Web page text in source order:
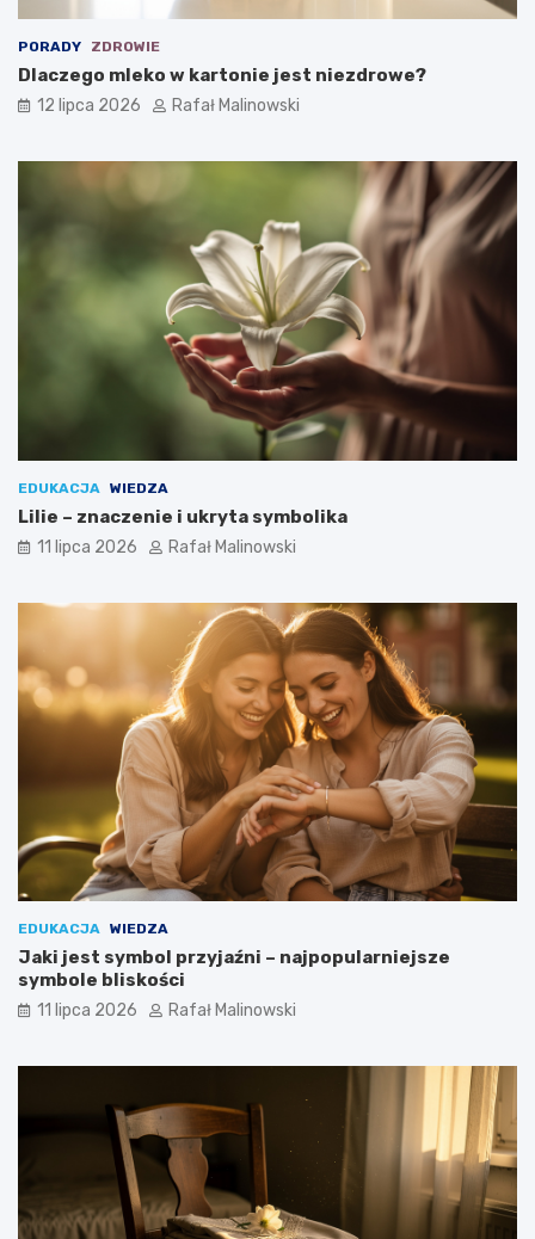
PORADY ZDROWIE
Dlaczego mleko w kartonie jest niezdrowe?
12 lipca 2026 Rafał Malinowski
EDUKACJA WIEDZA
Lilie – znaczenie i ukryta symbolika
11 lipca 2026 Rafał Malinowski
EDUKACJA WIEDZA
Jaki jest symbol przyjaźni – najpopularniejsze
symbole bliskości
11 lipca 2026 Rafał Malinowski